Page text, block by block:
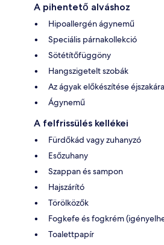
A pihentető alváshoz
Hipoallergén ágynemű
Speciális párnakollekció
Sötétítőfüggöny
Hangszigetelt szobák
Az ágyak előkészítése éjszakára
Ágynemű
A felfrissülés kellékei
Fürdőkád vagy zuhanyzó
Esőzuhany
Szappan és sampon
Hajszárító
Törölközők
Fogkefe és fogkrém
Toalettpapír